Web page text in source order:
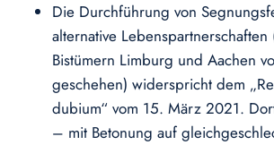
Die Durchführung von
alternative
Bistümern Limburg und Aachen
geschehen) widerspricht dem
dubium“ vom 15. März 2021.
– mit Betonung auf